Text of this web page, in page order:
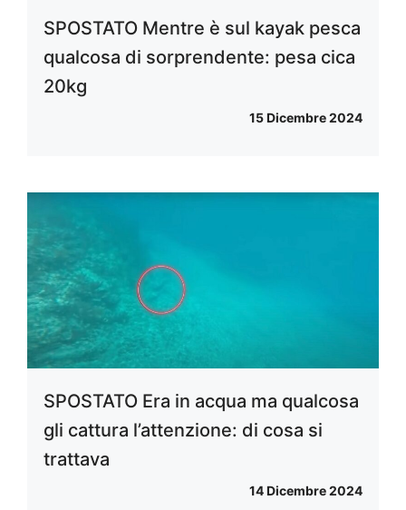
SPOSTATO Mentre è sul kayak pesca
qualcosa di sorprendente: pesa cica
20kg
15 Dicembre 2024
SPOSTATO Era in acqua ma qualcosa
gli cattura l’attenzione: di cosa si
trattava
14 Dicembre 2024